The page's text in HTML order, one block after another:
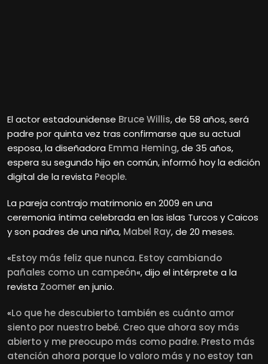
El actor estadounidense Bruce Willis, de 58 años, será
padre por quinta vez tras confirmarse que su actual
esposa, la diseñadora Emma Heming, de 35 años,
espera su segundo hijo en común, informó hoy la edición
digital de la revista People.
La pareja contrajo matrimonio en 2009 en una
ceremonia íntima celebrada en las islas Turcos y Caicos
y son padres de una niña, Mabel Ray, de 20 meses.
«Estoy más feliz que nunca. Estoy cambiando
pañales como un campeón«, dijo el intérprete a la
revista Zoomer en junio.
«Lo que he descubierto también es cuánto amor
siento por nuestro bebé. Creo que ahora soy más
abierto y me preocupo más como padre. Presto más
atención ahora porque lo valoro más y no estoy tan